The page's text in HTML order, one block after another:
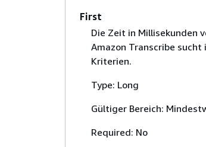
First
Die Zeit in Millisekunden
Amazon Transcribe
Kriterien.
Type: Long
Gültiger Bereich:
Required: No